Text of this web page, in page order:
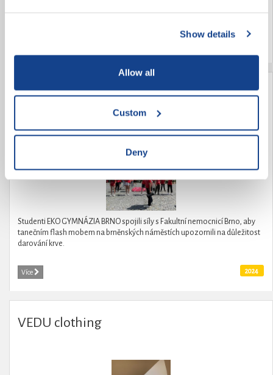
Show details
Allow all
Custom
Deny
Kvarty tančí pro život
Studenti EKO GYMNÁZIA BRNO spojili síly s Fakultní nemocnicí Brno, aby
tanečním flash mobem na brněnských náměstích upozornili na důležitost
darování krve.
Více 2024
VEDU clothing